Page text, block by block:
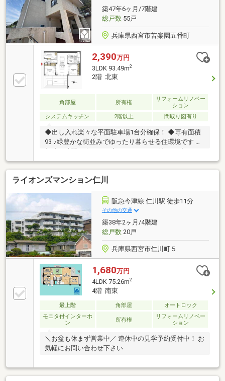
築47年6ヶ月/7階建
総戸数55戸
兵庫県西宮市苦楽園五番町
2,390万円
3LDK 93.49m2
2階 北東
角部屋 所有権
リフォームリノベー
ション
システムキッチン
2階以上 間取り図有り
◆出し入れ楽々な平面駐車場1台分確保！ ◆専有面積
93 ♪緑豊かな街並みでゆったり暮らせる住環境です ◆
ゃれなフルリノベーション物件です！
ライオンズマンション仁川
阪急今津線 仁川駅 徒歩11分
その他の交通
築38年2ヶ月/4階建
総戸数20戸
兵庫県西宮市仁川町５
1,680万円
4LDK 75.26m2
4階 南東
最上階 角部屋
オートロック
モニタ付インターホ
ン
所有権
リフォームリノベー
ション
＼お盆も休まず営業中／ 連休中の見学予約受付中！ お
気軽にお問い合わせ下さい